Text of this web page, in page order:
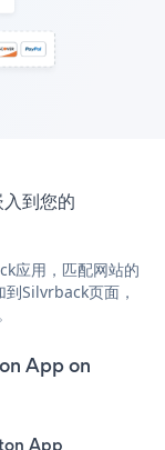
到您的
应用，匹配网站的
Silvrback页面，
App on